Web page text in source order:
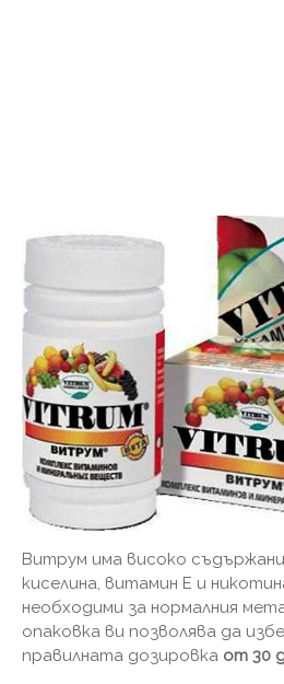
Витрум има високо
киселина, витамин Е и
необходими за нормалния
опаковка ви позволява да
правилната дозировка от 30